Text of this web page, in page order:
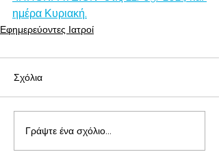
ημέρα Κυριακή.
Εφημερεύοντες Ιατροί
Σχόλια
Γράψτε ένα σχόλιο...